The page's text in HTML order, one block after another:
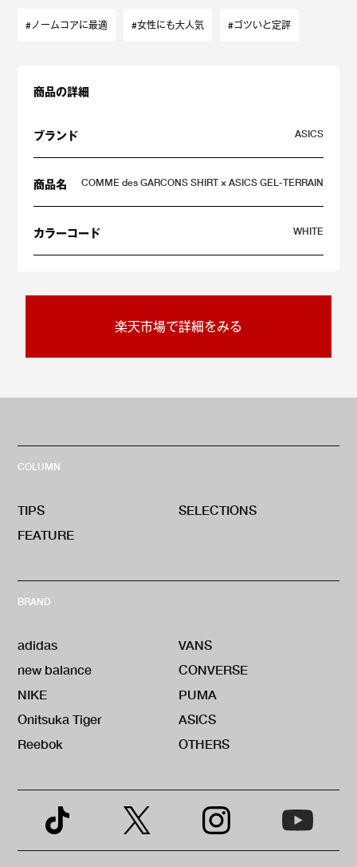
#ノームコアに最適 #女性にも大人気 #ゴツいと定評
商品の詳細
ブランド ASICS
商品名 COMME des GARCONS SHIRT × ASICS GEL-TERRAIN
カラーコード WHITE
楽天市場で詳細をみる
COLUMN
TIPS
SELECTIONS
FEATURE
BRAND
adidas
VANS
new balance
CONVERSE
NIKE
PUMA
Onitsuka Tiger
ASICS
Reebok
OTHERS